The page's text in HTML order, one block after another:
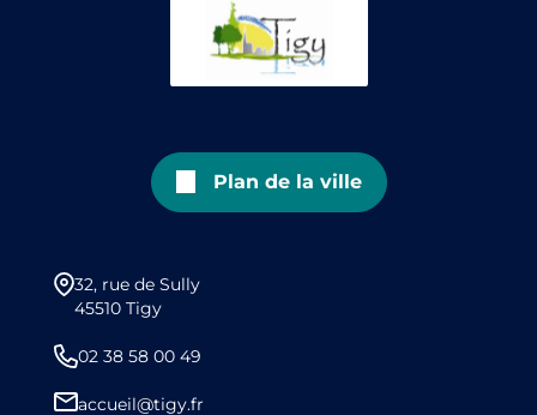
Plan de la ville
32, rue de Sully
45510 Tigy
02 38 58 00 49
accueil@tigy.fr